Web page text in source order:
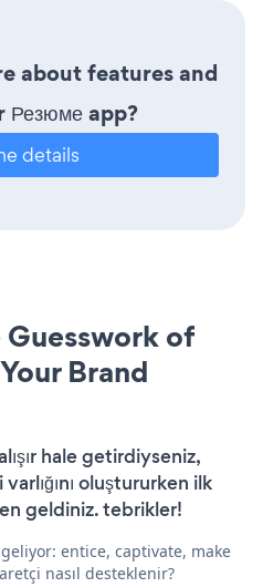
about features and
app?
details
of
Brand
hale getirdiyseniz,
oluştururken ilk
geldiniz. tebrikler!
entice, captivate, make
nasıl desteklenir?